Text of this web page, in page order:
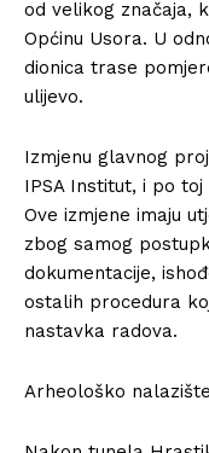
od velikog značaja,
Općinu Usora. U
dionica trase
ulijevo.
Izmjenu glavnog
IPSA Institut, i po
Ove izmjene imaju
zbog samog
dokumentacije,
ostalih procedura
nastavka radova.
Arheološko